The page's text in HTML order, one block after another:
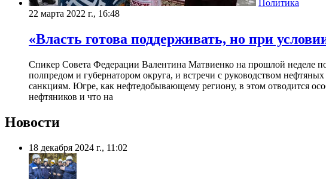
Политика
22 марта 2022 г., 16:48
«Власть готова поддерживать, но при
Спикер Совета Федерации Валентина Матвиенко на прошлой неделе
полпредом и губернатором округа, и встречи с руководством
санкциям. Югре, как нефтедобывающему региону, в этом отводится
нефтяников и что на
Новости
18 декабря 2024 г., 11:02